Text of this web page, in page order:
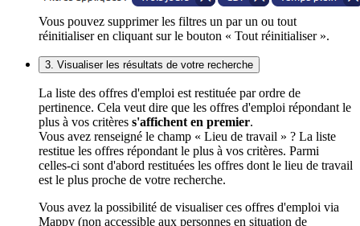
Vous pouvez supprimer les filtres un par un ou tout
réinitialiser en cliquant sur le bouton « Tout réinitialiser ».
3. Visualiser les résultats de votre recherche
La liste des offres d'emploi est restituée par ordre de
pertinence. Cela veut dire que les offres d'emploi répondant le
plus à vos critères s'affichent en premier.
Vous avez renseigné le champ « Lieu de travail » ? La liste
restitue les offres répondant le plus à vos critères. Parmi
celles-ci sont d'abord restituées les offres dont le lieu de travail
est le plus proche de votre recherche.
Vous avez la possibilité de visualiser ces offres d'emploi via
Mappy (non accessible aux personnes en situation de